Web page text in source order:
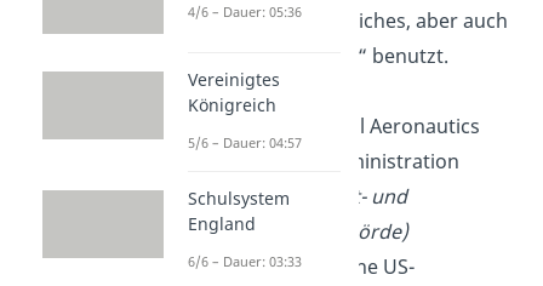
Außergewöhnliches, aber auch
für „auslachen“ benutzt.
: National Aeronautics
and Space Administration
(Nationale Luft- und
Raumfahrtbehörde)
Die NASA ist eine US-
4/6 – Dauer: 05:36
Vereinigtes
Königreich
5/6 – Dauer: 04:57
Schulsystem
England
6/6 – Dauer: 03:33